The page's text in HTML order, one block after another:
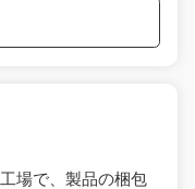
場で、製品の梱包